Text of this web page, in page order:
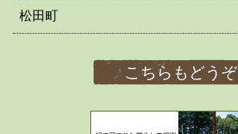
松田町
こちらもどうぞ